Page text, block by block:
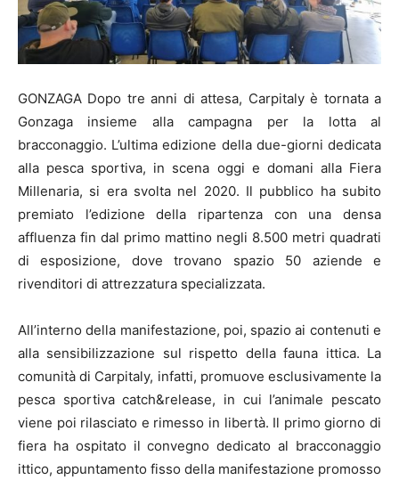
GONZAGA Dopo tre anni di attesa, Carpitaly è tornata a
Gonzaga insieme alla campagna per la lotta al
bracconaggio. L’ultima edizione della due-giorni dedicata
alla pesca sportiva, in scena oggi e domani alla Fiera
Millenaria, si era svolta nel 2020. Il pubblico ha subito
premiato l’edizione della ripartenza con una densa
affluenza fin dal primo mattino negli 8.500 metri quadrati
di esposizione, dove trovano spazio 50 aziende e
rivenditori di attrezzatura specializzata.
All’interno della manifestazione, poi, spazio ai contenuti e
alla sensibilizzazione sul rispetto della fauna ittica. La
comunità di Carpitaly, infatti, promuove esclusivamente la
pesca sportiva catch&release, in cui l’animale pescato
viene poi rilasciato e rimesso in libertà. Il primo giorno di
fiera ha ospitato il convegno dedicato al bracconaggio
ittico, appuntamento fisso della manifestazione promosso